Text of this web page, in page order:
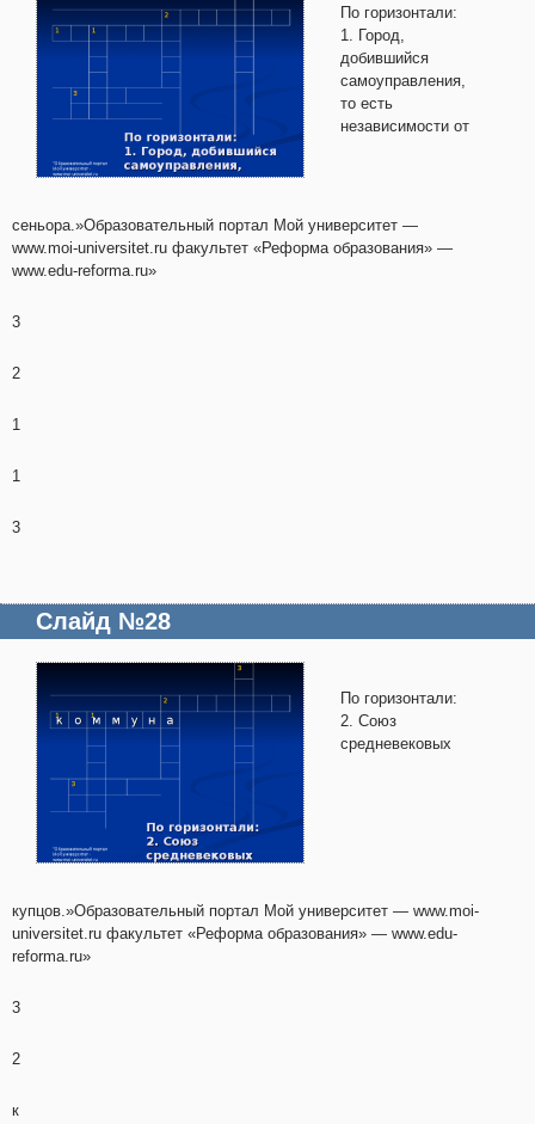
По горизонтали:
1. Город,
добившийся
самоуправления,
то есть
независимости от
сеньора.»Образовательный портал Мой университет —
www.moi-universitet.ru факультет «Реформа образования» —
www.edu-reforma.ru»
3
2
1
1
3
Слайд №28
По горизонтали:
2. Союз
средневековых
купцов.»Образовательный портал Мой университет — www.moi-
universitet.ru факультет «Реформа образования» — www.edu-
reforma.ru»
3
2
к